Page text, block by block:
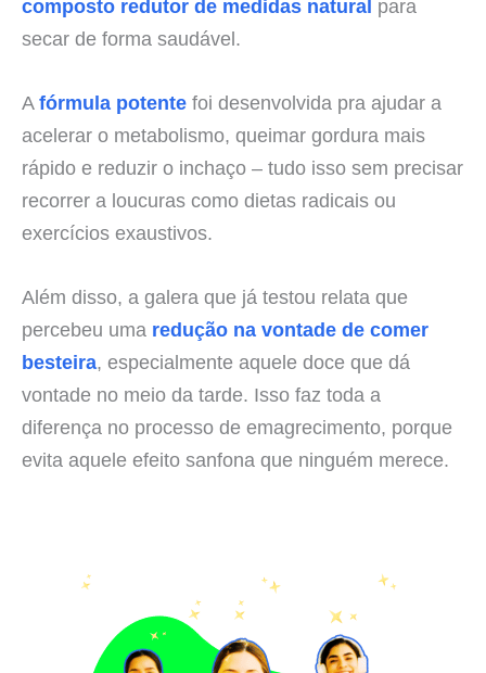
composto redutor de medidas natural para
secar de forma saudável.
Afórmula potente foi desenvolvida pra ajudar a
acelerar o metabolismo, queimar gordura mais
rápido e reduzir o inchaço – tudo isso sem precisar
recorrer a loucuras como dietas radicais ou
exercícios exaustivos.
Além disso, a galera que já testou relata que
percebeu uma redução na vontade de comer
besteira, especialmente aquele doce que dá
vontade no meio da tarde. Isso faz toda a
diferença no processo de emagrecimento, porque
evita aquele efeito sanfona que ninguém merece.